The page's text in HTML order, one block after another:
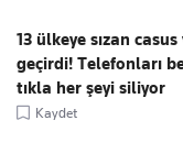
13 ülkeye sızan
geçirdi! Telefonları
tıkla her şeyi siliyor
Kaydet